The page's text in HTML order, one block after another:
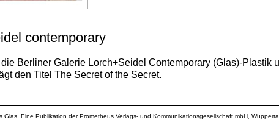
contemporary
Berliner Galerie Lorch+Seidel Contemporary (Glas)-Plastik
den Titel The Secret of the Secret.
Glas. Eine Publikation derPrometheus Verlags- und Kommunikationsgesellschaft mbH ,